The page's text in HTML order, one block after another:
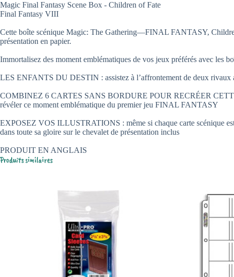
Magic Final Fantasy Scene Box - Children of Fate
Final Fantasy VIII
Cette boîte scénique Magic: The Gathering—FINAL FANTASY,
présentation en papier.
Immortalisez des moment emblématiques de vos jeux préférés avec
LES ENFANTS DU DESTIN : assistez à l’affrontement de deux rivaux
COMBINEZ 6 CARTES SANS BORDURE POUR RECRÉER CETTE
révéler ce moment emblématique du premier jeu FINAL FANTASY
EXPOSEZ VOS ILLUSTRATIONS : même si chaque carte scénique
dans toute sa gloire sur le chevalet de présentation inclus
PRODUIT EN ANGLAIS
Produits similaires